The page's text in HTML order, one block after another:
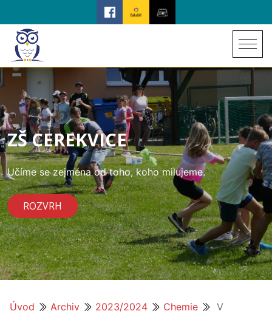
ZŠ CEREKVICE
Učíme se zejména od toho, koho milujeme.
ROZVRH
Úvod Archiv 2023/2024 Chemie
V